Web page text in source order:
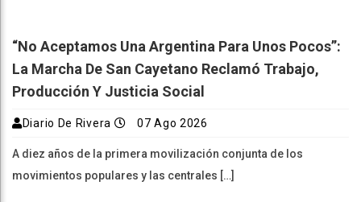
“No Aceptamos Una Argentina Para Unos Pocos”:
La Marcha De San Cayetano Reclamó Trabajo,
Producción Y Justicia Social
Diario De Rivera 07 Ago 2026
A diez años de la primera movilización conjunta de los
movimientos populares y las centrales […]